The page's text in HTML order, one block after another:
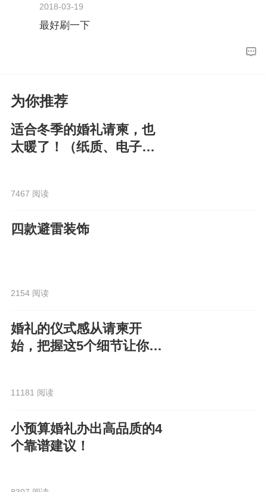
2018-03-19
最好刷一下
为你推荐
适合冬季的婚礼请柬，也
太暖了！（纸质、电子都
7467 阅读
四款避雷装饰
2154 阅读
婚礼的仪式感从请柬开
始，把握这5个细节让你的
11181 阅读
小预算婚礼办出高品质的4
个靠谱建议！